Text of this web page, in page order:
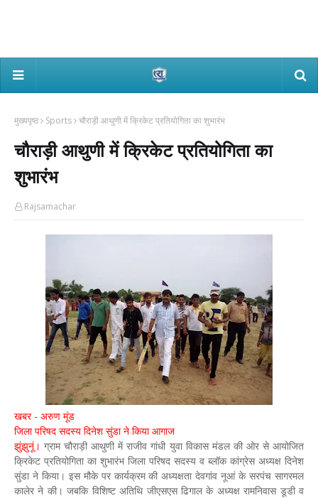
मुख्यपृष्ठ Sports चौराड़ी आथुणी में क्रिकेट प्रतियोगिता का शुभारंभ
चौराड़ी आथुणी में क्रिकेट प्रतियोगिता का
शुभारंभ
Rajsamachar
खबर - अरुण मूंड
जिला परिषद सदस्य दिनेश सुंडा ने किया आगाज
झुंझुनूं। ग्राम चौराड़ी आथुणी में राजीव गांधी युवा विकास मंडल की ओर से आयोजित
क्रिकेट प्रतियोगिता का शुभारंभ जिला परिषद सदस्य व ब्लॉक कांग्रेस अध्यक्ष दिनेश
सुंडा ने किया। इस मौके पर कार्यक्रम की अध्यक्षता देवगांव नूआं के सरपंच सागरमल
कालेर ने की। जबकि विशिष्ट अतिथि जीएसएस ढिगाल के अध्यक्ष रामनिवास डूडी व